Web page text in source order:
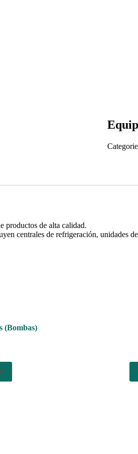
productos de alta calidad.
centrales de refrigeración, unidades
(Bombas)